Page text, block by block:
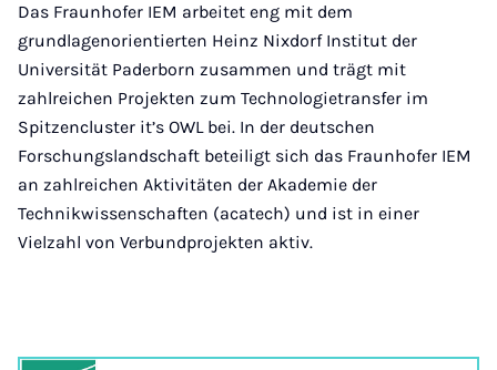
Das Fraunhofer IEM arbeitet eng mit dem
grundlagenorientierten Heinz Nixdorf Institut der
Universität Paderborn zusammen und trägt mit
zahlreichen Projekten zum Technologietransfer im
Spitzencluster it’s OWL bei. In der deutschen
Forschungslandschaft beteiligt sich das Fraunhofer IEM
an zahlreichen Aktivitäten der Akademie der
Technikwissenschaften (acatech) und ist in einer
Vielzahl von Verbundprojekten aktiv.